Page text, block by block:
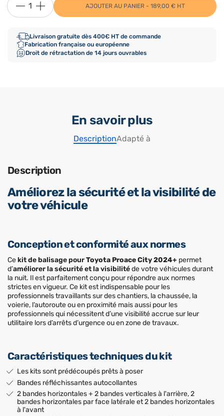
AJOUTER AU PANIER - 189,00 € HT
Livraison gratuite dès 400€ HT de commande
Fabrication française ou européenne
Droit de rétractation de 14 jours ouvrables
En savoir plus
DescriptionAdapté à
Description
Améliorez la sécurité et la visibilité de
votre véhicule
Conception et conformité aux normes
Cekit de balisage pourToyota Proace City 2024+ permet
d’améliorer la sécurité et la visibilitéde votre véhicules durant
la nuit. Il est parfaitement conçu pour répondre aux normes
strictes en vigueur. Ce kit est indispensable pour les
professionnels travaillants sur des chantiers, la chaussée, la
voierie, l’autoroute ou en proximité mais aussi pour les
professionnels qui nécessitent d’une visibilité accrue sur leur
utilitaire lors d’arrêts d’urgence ou en zone de travaux.
Caractéristiques techniques du kit
Les kits sont prédécoupés prêts à poser
Bandes réfléchissantes autocollantes
2 bandes horizontales + 2 bandes verticales à l'arrière, 2
bandes horizontales par face latérale et 2 bandes horizontales
à l'avant